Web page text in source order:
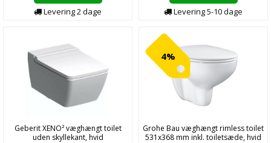
Levering2dage Levering5-10dage
Geberit XENO² væghængt toilet
uden skyllekant, hvid
4%
Grohe Bau væghængt rimless toilet
531x368 mm inkl. toiletsæde, hvid